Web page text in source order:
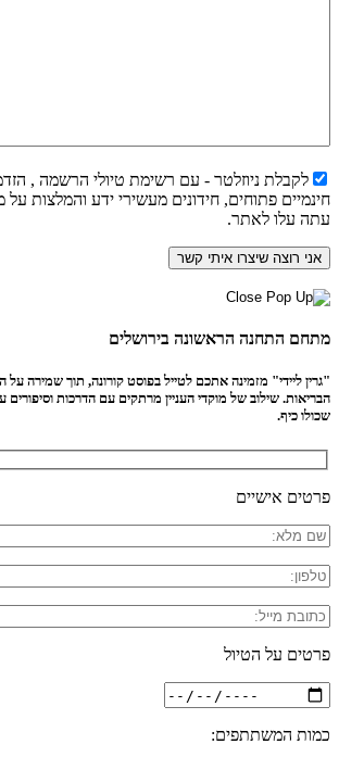
לקבלת ניוזלטר - עם רשימת טיולי הרשמה ,
חינמיים פתוחים, חידונים מעשירי ידע והמלצות
עתה עלו לאתר.
מתחם התחנה הראשונה בירושלים
"גרין ליידי" מזמינה אתכם לטייל בפוסט קורונה, תוך שמירה
הבריאות. שילוב של מוקדי העניין מרתקים עם הדרכות וסיפורים
שכולו כיף.
פרטים אישיים
פרטים על הטיול
כמות המשתתפים: